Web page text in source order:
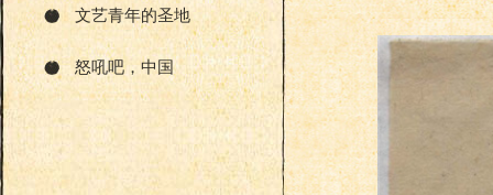
文艺青年的圣地
怒吼吧，中国